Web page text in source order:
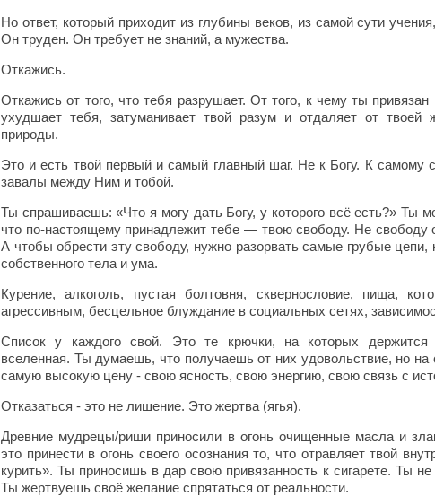
Но ответ, который приходит из глубины веков, из самой сути
Он труден. Он требует не знаний, а мужества.
Откажись.
Откажись от того, что тебя разрушает. От того, к чему ты
ухудшает тебя, затуманивает твой разум и отдаляет от твоей
природы.
Это и есть твой первый и самый главный шаг. Не к Богу. К самому
завалы между Ним и тобой.
Ты спрашиваешь: «Что я могу дать Богу, у которого всё есть?» Ты
что по-настоящему принадлежит тебе — твою свободу. Не свободу
А чтобы обрести эту свободу, нужно разорвать самые грубые
собственного тела и ума.
Курение, алкоголь, пустая болтовня, сквернословие, пища,
агрессивным, бесцельное блуждание в социальных сетях,
Список у каждого свой. Это те крючки, на которых держится
вселенная. Ты думаешь, что получаешь от них удовольствие, но
самую высокую цену - свою ясность, свою энергию, свою связь с
Отказаться - это не лишение. Это жертва (ягья).
Древние мудрецы/риши приносили в огонь очищенные масла и
это принести в огонь своего осознания то, что отравляет твой
курить». Ты приносишь в дар свою привязанность к сигарете. Ты
Ты жертвуешь своё желание спрятаться от реальности.